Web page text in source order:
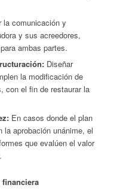
comunicación y
y sus acreedores,
ambas partes.
Diseñar
la modificación de
con el fin de restaurar la
En casos donde el plan
la aprobación unánime, el
que evalúen el valor